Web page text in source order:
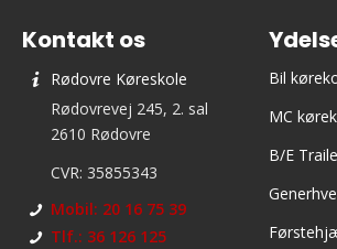
Kontakt os
Rødovre Køreskole
Rødovrevej 245, 2. sal
2610 Rødovre
CVR: 35855343
Mobil: 20 16 75 39
Tlf.: 36 126 125
Bil
MC
B/E